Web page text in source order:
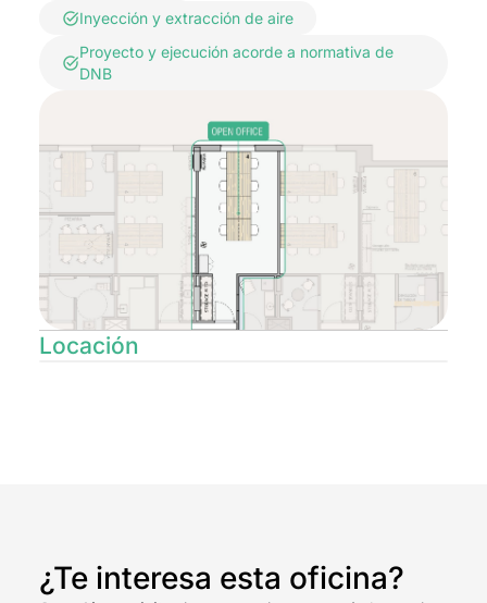
Inyección y extracción de aire
Proyecto y ejecución acorde a normativa de
DNB
Locación
¿Te interesa esta oficina?